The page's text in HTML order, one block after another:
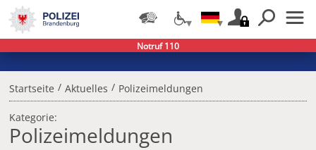
Startseite / Aktuelles / Polizeimeldungen
Kategorie:
Polizeimeldungen
Notruf 110